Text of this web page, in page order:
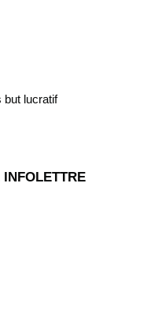
but lucratif
INFOLETTRE